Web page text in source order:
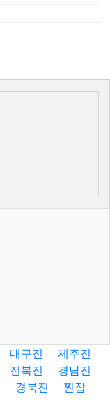
대구진
제주진
전북진
경남진
경북진
찐잡